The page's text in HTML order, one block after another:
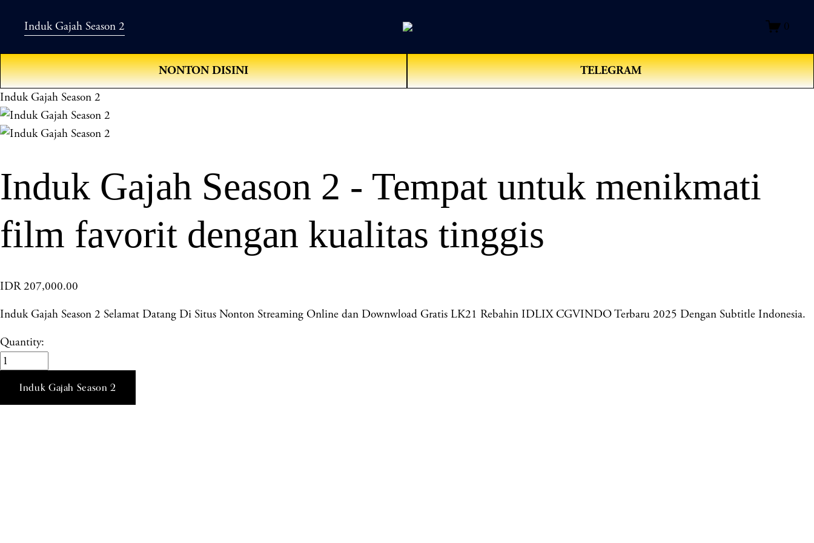
Induk Gajah Season 2 0
NONTON DISINI TELEGRAM
Induk Gajah Season 2
Induk Gajah Season 2 - Tempat untuk menikmati
film favorit dengan kualitas tinggis
IDR 207,000.00
Induk Gajah Season 2 Selamat Datang Di Situs Nonton Streaming Online dan Downwload Gratis LK21 Rebahin IDLIX CGVINDO Terbaru 2025 Dengan Subtitle Indonesia.
Quantity:
Induk Gajah Season 2